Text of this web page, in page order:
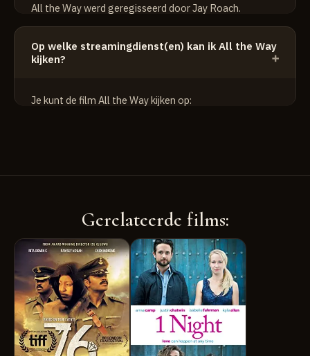
All the Way werd geregisseerd door Jay Roach.
Op welke streamingdienst(en) kan ik All the Way
kijken?
Je kunt de film All the Way kijken op:
Gerelateerde films: